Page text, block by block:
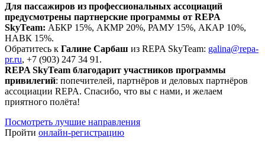
Для пассажиров из профессиональных ассоциаций
предусмотрены партнерские программы от REPA
SkyTeam: АБКР 15%, АКМР 20%, РАМУ 15%, АКАР 10%,
НАВК 15%.
Обратитесь к Галине Сарбаш из REPA SkyTeam: galina@repa-
pr.ru, +7 (903) 247 34 91.
REPA SkyTeam благодарит участников программы
привилегий: попечителей, партнёров и деловых партнёров
ассоциации REPA. Спасибо, что вы с нами, и желаем
приятного полёта!
Посмотреть лучшие направления
Пройти онлайн-регистрацию